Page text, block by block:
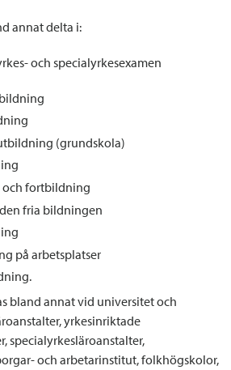
annat delta i:
och specialyrkesexamen
(grundskola)
fortbildning
fria bildningen
på arbetsplatser
bland annat vid universitet och
yrkesinriktade
specialyrkesläroanstalter,
och arbetarinstitut, folkhögskolor,